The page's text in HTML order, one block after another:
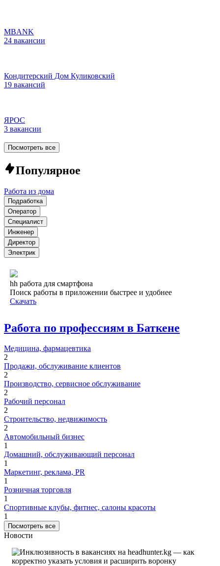
MBANK
24 вакансии
Кондитерский Дом Куликовский
19 вакансий
ЯРОС
3 вакансии
Посмотреть все
Популярное
Работа из дома
Подработка
Оператор
Специалист
Инженер
Директор
Электрик
hh работа для смартфона
Поиск работы в приложении быстрее и удобнее
Скачать
Работа по профессиям в Баткене
Медицина, фармацевтика
2
Продажи, обслуживание клиентов
2
Производство, сервисное обслуживание
2
Рабочий персонал
2
Строительство, недвижимость
2
Автомобильный бизнес
1
Домашний, обслуживающий персонал
1
Маркетинг, реклама, PR
1
Розничная торговля
1
Спортивные клубы, фитнес, салоны красоты
1
Посмотреть все
Новости